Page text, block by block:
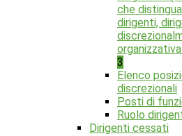
che
dirigenti,
3
Elenco
discrezionali
Posti di
Ruolo
Dirigenti cessati